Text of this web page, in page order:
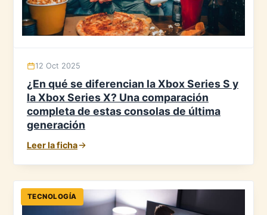
12 Oct 2025
¿En qué se diferencian la Xbox Series S y
la Xbox Series X? Una comparación
completa de estas consolas de última
generación
Leer la ficha
TECNOLOGÍA